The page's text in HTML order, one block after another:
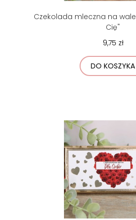
Czekolada mleczna na
Cię"
9,75 zł
DO KOSZYKA